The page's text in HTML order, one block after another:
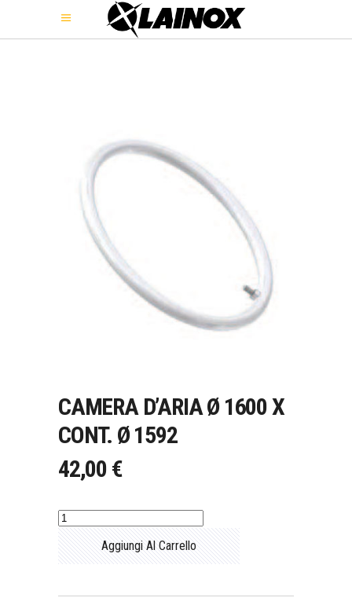
CAMERA D’ARIA Ø 1600 X
CONT. Ø 1592
42,00 €
Camera
d’aria
Ø
x
Aggiungi Al Carrello